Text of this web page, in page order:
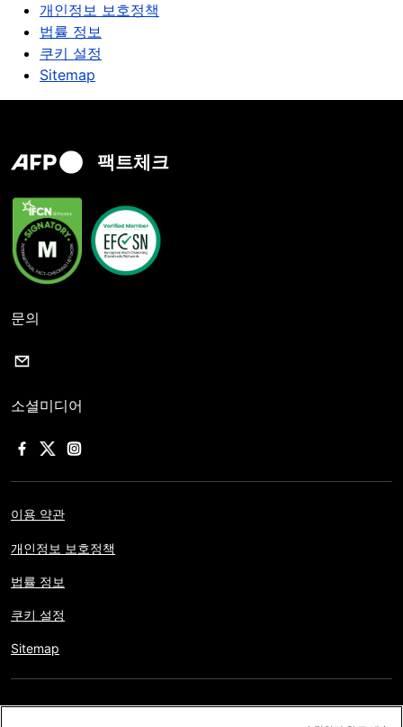
개인정보 보호정책
법률 정보
쿠키 설정
Sitemap
팩트체크
문의
소셜미디어
이용 약관
개인정보 보호정책
법률 정보
쿠키 설정
Sitemap